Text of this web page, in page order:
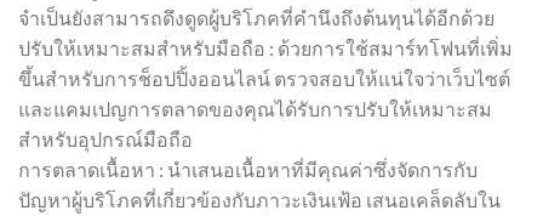
จำเป็นยังสามารถดึงดูดผู้บริโภคที่คำนึงถึงต้นทุนได้อีกด้วย
ปรับให้เหมาะสมสำหรับมือถือ : ด้วยการใช้สมาร์ทโฟนที่เพิ่ม
ขึ้นสำหรับการช็อปปิ้งออนไลน์ ตรวจสอบให้แน่ใจว่าเว็บไซต์
และแคมเปญการตลาดของคุณได้รับการปรับให้เหมาะสม
สำหรับอุปกรณ์มือถือ
การตลาดเนื้อหา : นำเสนอเนื้อหาที่มีคุณค่าซึ่งจัดการกับ
ปัญหาผู้บริโภคที่เกี่ยวข้องกับภาวะเงินเฟ้อ เสนอเคล็ดลับใน